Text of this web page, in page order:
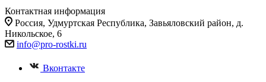
Контактная информация
Россия, Удмуртская Республика, Завьяловский район, д.
Никольское, 6
info@pro-rostki.ru
Вконтакте